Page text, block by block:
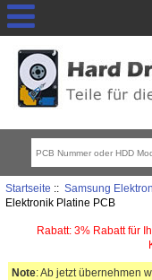
Startseite :: Samsung
Elektronik Platine PCB
Rabatt: 3% Rabatt für
Note: Ab jetzt übernehmen